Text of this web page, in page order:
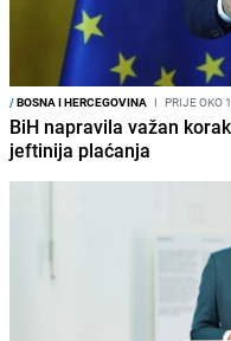
/BOSNA I HERCEGOVINA I PRIJE OKO
BiH napravila važan
jeftinija plaćanja